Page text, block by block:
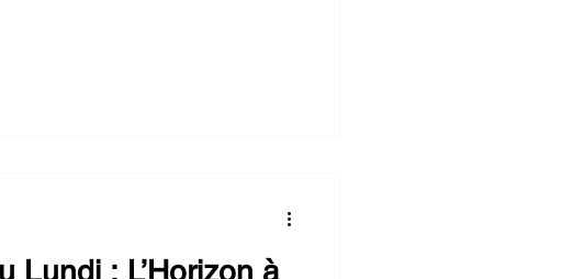
Lundi : L’Horizon à